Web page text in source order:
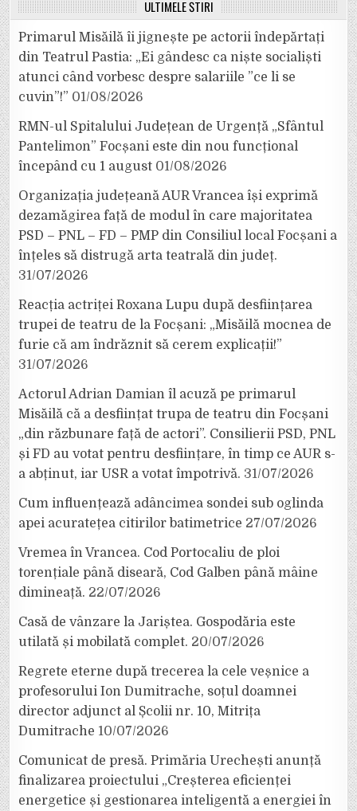
ULTIMELE ȘTIRI
Primarul Misăilă îi jignește pe actorii îndepărtați
din Teatrul Pastia: „Ei gândesc ca niște socialiști
atunci când vorbesc despre salariile ”ce li se
cuvin”!” 01/08/2026
RMN-ul Spitalului Județean de Urgență „Sfântul
Pantelimon” Focșani este din nou funcțional
începând cu 1 august 01/08/2026
Organizația județeană AUR Vrancea își exprimă
dezamăgirea față de modul în care majoritatea
PSD – PNL – FD – PMP din Consiliul local Focșani a
înțeles să distrugă arta teatrală din județ.
31/07/2026
Reacția actriței Roxana Lupu după desființarea
trupei de teatru de la Focșani: „Misăilă mocnea de
furie că am îndrăznit să cerem explicații!”
31/07/2026
Actorul Adrian Damian îl acuză pe primarul
Misăilă că a desființat trupa de teatru din Focșani
„din răzbunare față de actori”. Consilierii PSD, PNL
și FD au votat pentru desființare, în timp ce AUR s-
a abținut, iar USR a votat împotrivă. 31/07/2026
Cum influențează adâncimea sondei sub oglinda
apei acuratețea citirilor batimetrice 27/07/2026
Vremea în Vrancea. Cod Portocaliu de ploi
torențiale până diseară, Cod Galben până mâine
dimineață. 22/07/2026
Casă de vânzare la Jariștea. Gospodăria este
utilată și mobilată complet. 20/07/2026
Regrete eterne după trecerea la cele veșnice a
profesorului Ion Dumitrache, soțul doamnei
director adjunct al Școlii nr. 10, Mitrița
Dumitrache 10/07/2026
Comunicat de presă. Primăria Urechești anunță
finalizarea proiectului „Creșterea eficienței
energetice și gestionarea inteligentă a energiei în